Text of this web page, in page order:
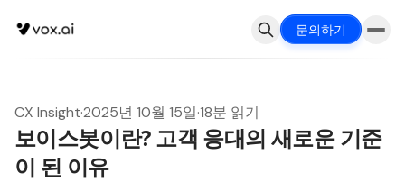
문의하기
CX Insight·2025년 10월 15일·18분 읽기
보이스봇이란? 고객 응대의 새로운 기준
이 된 이유